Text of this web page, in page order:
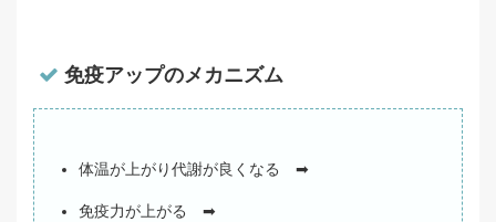
免疫アップのメカニズム
体温が上がり代謝が良くなる ➡
免疫力が上がる ➡